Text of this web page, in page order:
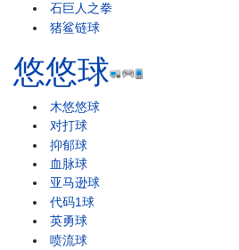
石巨人之拳
猪鲨链球
悠悠球
木悠悠球
对打球
抑郁球
血脉球
亚马逊球
代码1球
英勇球
喷流球